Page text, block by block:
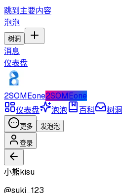
跳到主要内容
泡泡
树洞
消息
仪表盘
2SOMEone2SOMEone
仪表盘
泡泡 百科 树洞
更多 发泡泡
登录
小熊kisu
@suki_123